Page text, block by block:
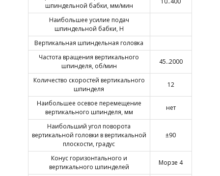
шпиндельной бабки, мм/мин
Наибольшее усилие подач
шпиндельной бабки, Н
Вертикальная шпиндельная головка
Частота вращения вертикального
шпинделя, об/мин
45..2000
Количество скоростей вертикального
шпинделя
12
Наибольшее осевое перемещение
вертикального шпинделя, мм
нет
Наибольший угол поворота
вертикальной головки в вертикальной
плоскости, градус
±90
Конус горизонтального и
вертикального шпинделей
Морзе 4